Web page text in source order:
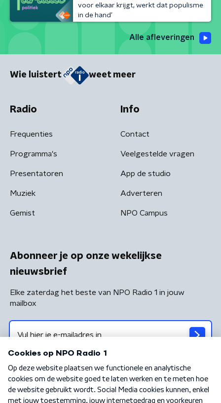
voor elkaar krijgt, werkt dat populisme
in de hand’
Alle afleveringen
Wie luistert weet meer
Radio
Frequenties
Programma's
Presentatoren
Muziek
Gemist
Info
Contact
Veelgestelde vragen
App de studio
Adverteren
NPO Campus
Abonneer je op onze wekelijkse
nieuwsbrief
Elke zaterdag het beste van NPO Radio 1 in jouw
mailbox
Algemene voorwaarden